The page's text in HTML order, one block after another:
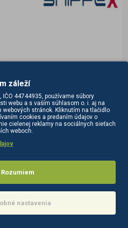
záleží
IČO 44744935, používame súbory
webu a s vaším súhlasom o. i. aj na
stránok. Kliknutím na tlačidlo
cookies a predaním údajov o
cielenej reklamy na sociálnych sieťach
weboch.
Rozumiem
nastavenia